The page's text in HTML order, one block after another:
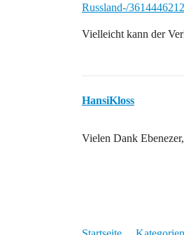
Russland-/
Vielleicht kann der
HansiKloss
Vielen Dank